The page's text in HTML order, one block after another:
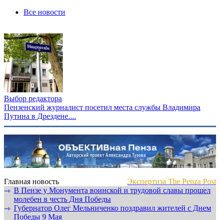
Все новости
Выбор редактора
Пензенский журналист посетил места службы Владимира
Путина в Дрездене....
Главная новость
Экспертиза The Penza Post
⇾ В Пензе у Монумента воинской и трудовой славы прошел
молебен в честь Дня Победы
⇾ Губернатор Олег Мельниченко поздравил жителей с Днем
Победы 9 Мая